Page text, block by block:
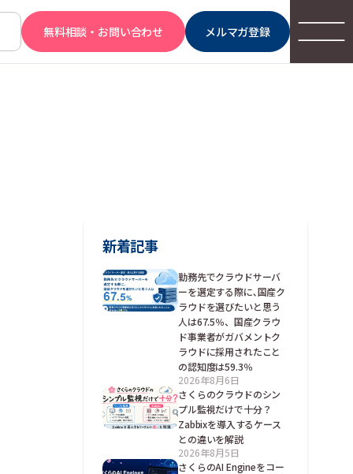
無料相談・お問い合わせ メルマガ登録
新着記事
勤務先でクラウドサーバ
ーを選定する際に､国産ク
ラウドを選びたいと思う
人は67.5％、国産クラウ
ド事業者がガバメントク
ラウドに採用されたこと
の認知度は59.3％
2026年8月6日
さくらのクラウドのシン
プル監視だけで十分？
Zabbixを導入するケース
との違いを解説
2026年8月5日
さくらのAI Engineをコー